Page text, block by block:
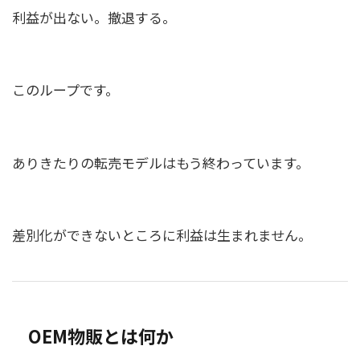
利益が出ない。撤退する。
このループです。
ありきたりの転売モデルはもう終わっています。
差別化ができないところに利益は生まれません。
OEM物販とは何か